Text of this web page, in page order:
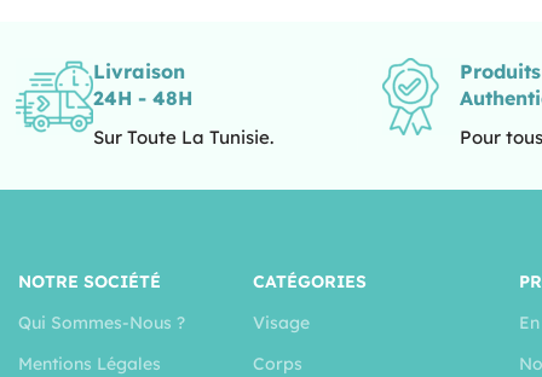
Livraison
24H - 48H
Sur Toute La Tunisie. Pour
NOTRE SOCIÉTÉ
Qui Sommes-Nous ?
Mentions Légales
CATÉGORIES
Visage
Corps